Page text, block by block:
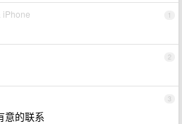
1
iPhone
2
3
意的联系